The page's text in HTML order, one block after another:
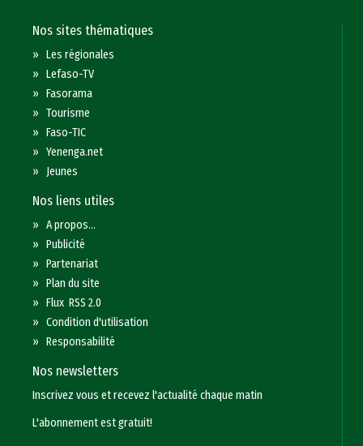
Nos sites thématiques
»Les régionales
»Lefaso-TV
»Fasorama
»Tourisme
»Faso-TIC
»Yenenga.net
» Jeunes
Nos liens utiles
»A propos...
»Publicité
»Partenariat
»Plan du site
»Flux RSS 2.0
»Condition d'utilisation
»Responsabilité
Nos newsletters
Inscrivez vous et recevez l'actualité chaque matin
L'abonnement est gratuit!